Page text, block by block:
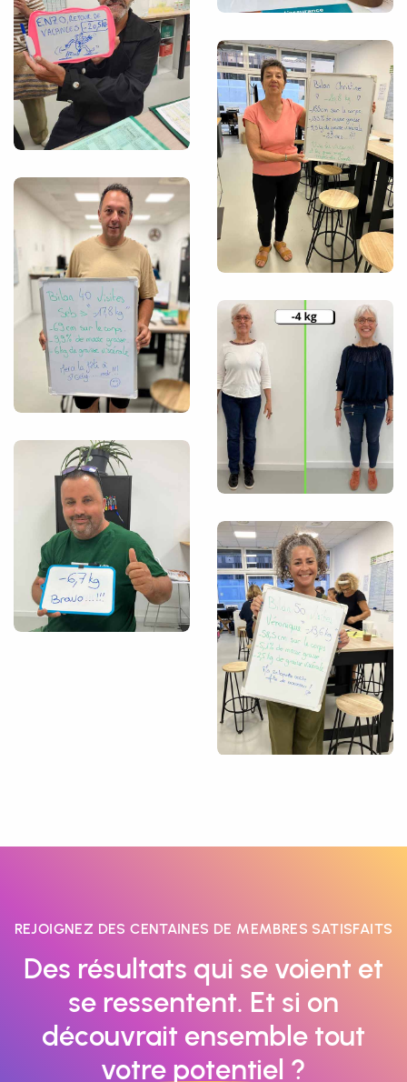
REJOIGNEZ DES CENTAINES DE MEMBRES SATISFAITS
Des résultats qui se voient et
se ressentent. Et si on
découvrait ensemble tout
votre potentiel ?